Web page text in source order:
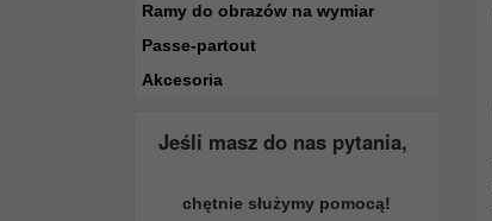
Ramy do obrazów na wymiar
Passe-partout
Akcesoria
Jeśli masz do nas pytania,
chętnie służymy pomocą!